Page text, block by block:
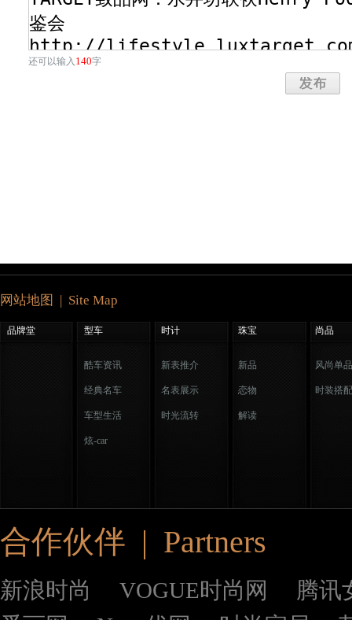
还可以输入 140字
网站地图 | Site Map
品牌堂 型车 时计 珠宝 尚品
酷车资讯
经典名车
车型生活
炫-car
新表推介
名表展示
时光流转
新品
恋物
解读
风尚单品
时装搭配
合作伙伴 | Partners
新浪时尚 VOGUE时尚网
腾讯